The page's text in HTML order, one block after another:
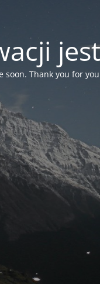
soon. Thank you for